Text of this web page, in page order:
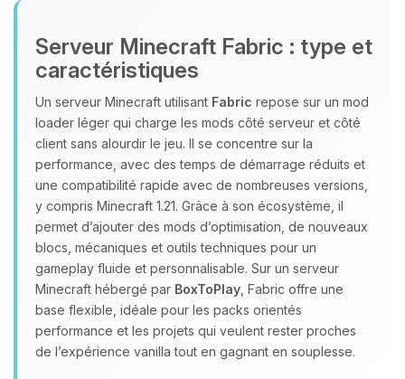
Serveur Minecraft Fabric : type et
caractéristiques
Un serveur Minecraft utilisant Fabric repose sur un mod
loader léger qui charge les mods côté serveur et côté
client sans alourdir le jeu. Il se concentre sur la
performance, avec des temps de démarrage réduits et
une compatibilité rapide avec de nombreuses versions,
y compris Minecraft 1.21. Grâce à son écosystème, il
permet d’ajouter des mods d’optimisation, de nouveaux
blocs, mécaniques et outils techniques pour un
gameplay fluide et personnalisable. Sur un serveur
Minecraft hébergé par BoxToPlay , Fabric offre une
base flexible, idéale pour les packs orientés
performance et les projets qui veulent rester proches
de l’expérience vanilla tout en gagnant en souplesse.
Youpi, enfin quelqu’un pour me
parler ! Moi c’est Choupy, ton petit
assistant BoxToPlay. Dis-moi ce dont
tu as besoin et je vais remuer mes
petits circuits pour t’aider.
07/08/2026 à 22:25